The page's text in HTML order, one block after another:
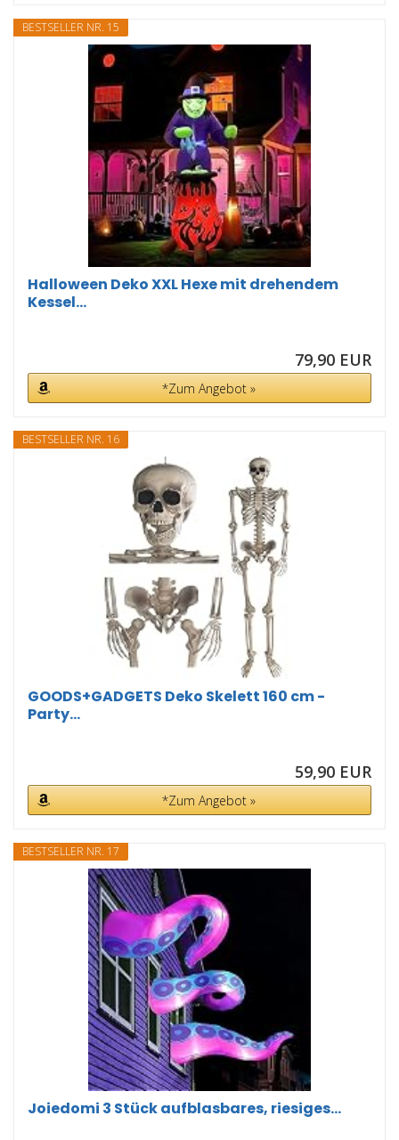
BESTSELLER NR. 15
Halloween Deko XXL Hexe mit drehendem
Kessel...
79,90 EUR
*Zum Angebot »
BESTSELLER NR. 16
GOODS+GADGETS Deko Skelett 160 cm -
Party...
59,90 EUR
*Zum Angebot »
BESTSELLER NR. 17
Joiedomi 3 Stück aufblasbares, riesiges...